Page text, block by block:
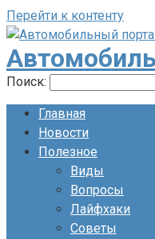
Перейти к контенту
Поиск:
Главная
Новости
Полезное
Виды
Вопросы
Лайфхаки
Советы